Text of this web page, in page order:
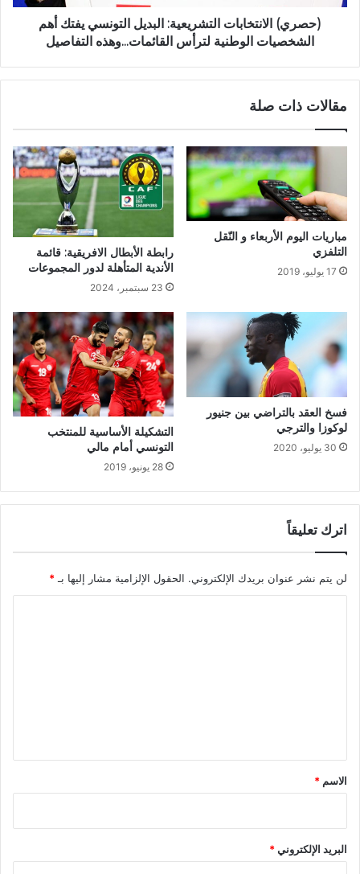
(حصري) الانتخابات التشريعية: البديل التونسي يفتك أهم
الشخصيات الوطنية لترأس القائمات...وهذه التفاصيل
مقالات ذات صلة
مباريات اليوم الأربعاء و النّقل
التلفزي
17 يوليو، 2019
رابطة الأبطال الافريقية: قائمة
الأندية المتأهلة لدور المجموعات
23 سبتمبر، 2024
فسخ العقد بالتراضي بين جنيور
لوكوزا والترجي
30 يوليو، 2020
التشكيلة الأساسية للمنتخب
التونسي أمام مالي
28 يونيو، 2019
اترك تعليقاً
لن يتم نشر عنوان بريدك الإلكتروني. الحقول الإلزامية مشار إليها بـ *
*
الاسم *
البريد الإلكتروني*